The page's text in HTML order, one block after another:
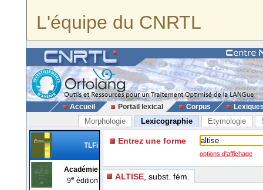
L'équipe du CNRTL
Accueil Portail lexical Corpus
Morphologie Lexicographie Etymologie
TLFi
Académie
9e édition
Entrez une forme
options d'affichage
ALTISE , subst. fém.